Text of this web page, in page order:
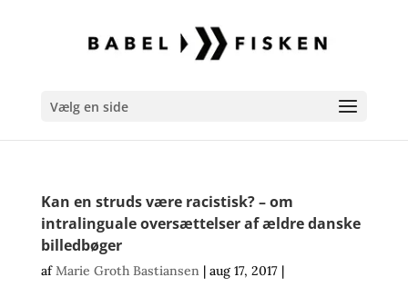
Vælg en side
Kan en struds være racistisk? – om
intralinguale oversættelser af ældre danske
billedbøger
afMarie Groth Bastiansen| aug 17, 2017|